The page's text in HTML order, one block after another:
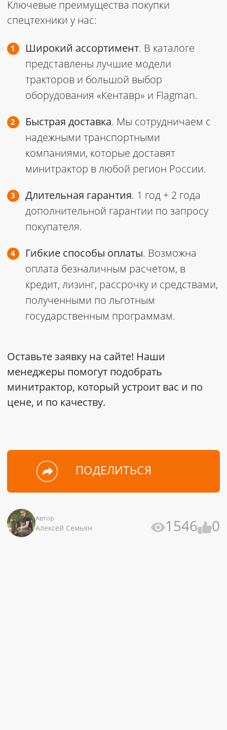
Ключевые преимущества покупки
спецтехники у нас:
Широкий ассортимент. В каталоге
представлены лучшие модели
тракторов и большой выбор
оборудования «Кентавр» и Flagman.
Быстрая доставка. Мы сотрудничаем с
надежными транспортными
компаниями, которые доставят
минитрактор в любой регион России.
Длительная гарантия. 1 год + 2 года
дополнительной гарантии по запросу
покупателя.
Гибкие способы оплаты. Возможна
оплата безналичным расчетом, в
кредит, лизинг, рассрочку и средствами,
полученными по льготным
государственным программам.
Оставьте заявку на сайте! Наши
менеджеры помогут подобрать
минитрактор, который устроит вас и по
цене, и по качеству.
ПОДЕЛИТЬСЯ
Автор
Алексей Семьян 1546 0